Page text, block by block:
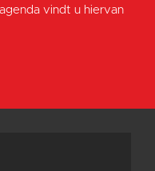
vindt u hiervan